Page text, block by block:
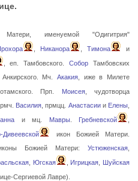
именуемой "Одигитрия"
Никанора ,Тимона
и
, еп. Тамбовского.Собор Тамбовских
Мч. Акакия, иже в Милете
Прп. Моисея, чудотворца
Василия , прмцц. Анастасиии Елены
и мц. Мавры. Гребневской
икон Божией Матери.
Божией Матери:Устюженская
Югская Игрицкая
Шуйская
Сергиевой Лавре).